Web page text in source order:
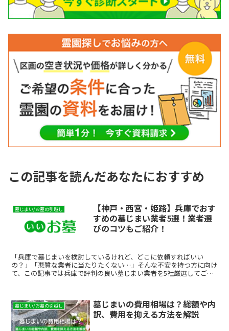
この記事を読んだあなたにおすすめ
墓じまい/お墓の引越し
【神戸・西宮・姫路】兵庫でおす
すめの墓じまい業者5選！業者選
びのコツもご紹介！
「兵庫で墓じまいを検討しているけれど、どこに依頼すればいい
の？」「悪質な業者に当たりたくない…」そんな不安を持つ方に向け
て、この記事では兵庫で評判の良い墓じまい業者を5社厳選してご紹
墓じまい/お墓の引越し
墓じまいの費用相場は？総額や内
訳、費用を抑える方法を解説